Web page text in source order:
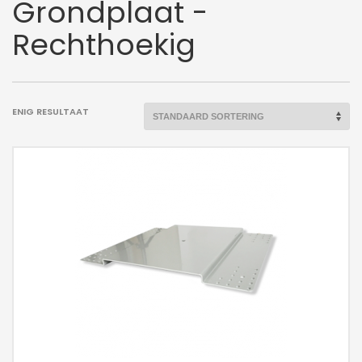
Grondplaat -
Rechthoekig
ENIG RESULTAAT